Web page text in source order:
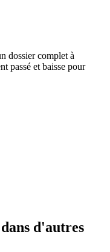
dossier complet à
passé et baisse pour
d'autres